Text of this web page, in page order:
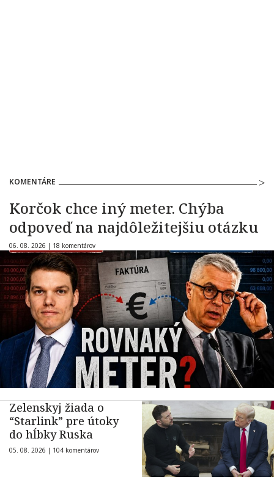
KOMENTÁRE
Korčok chce iný meter. Chýba
odpoveď na najdôležitejšiu otázku
06. 08. 2026 | 18 komentárov
Zelenskyj žiada o
“Starlink” pre útoky
do hĺbky Ruska
05. 08. 2026 | 104 komentárov